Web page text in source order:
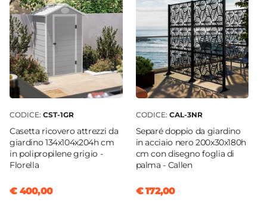
CODICE: CST-1GR
Casetta ricovero attrezzi da
giardino 134x104x204h cm
in polipropilene grigio -
Florella
€ 400,00
CODICE: CAL-3NR
Separé doppio da giardino
in acciaio nero 200x30x180h
cm con disegno foglia di
palma - Callen
€ 172,00